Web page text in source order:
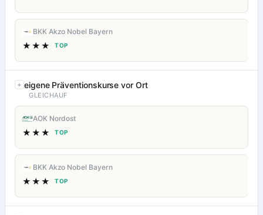
BKK Akzo Nobel Bayern
★★★ TOP
eigene Präventionskurse vor Ort
GLEICHAUF
AOK Nordost
★★★ TOP
BKK Akzo Nobel Bayern
★★★ TOP